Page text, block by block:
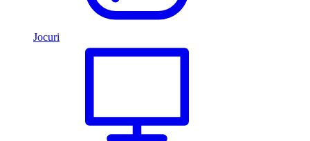
Jocuri